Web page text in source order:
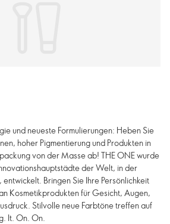
und neueste Formulierungen: Heben Sie
hoher Pigmentierung und Produkten in
von der Masse ab! THE ONE wurde
der Welt, in der
Bringen Sie Ihre Persönlichkeit
Kosmetikprodukten für Gesicht, Augen,
Stilvolle neue Farbtöne treffen auf
It. On. On.